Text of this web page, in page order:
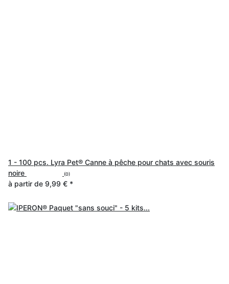
1 - 100 pcs. Lyra Pet® Canne à pêche pour chats avec souris
noire
(0)
à partir de 9,99 € *